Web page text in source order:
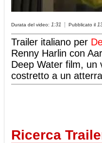
Durata del video: 1:31 Pubblicato il
Trailer italiano per
Renny Harlin con
Deep Water film, un
costretto a un
Ricerca